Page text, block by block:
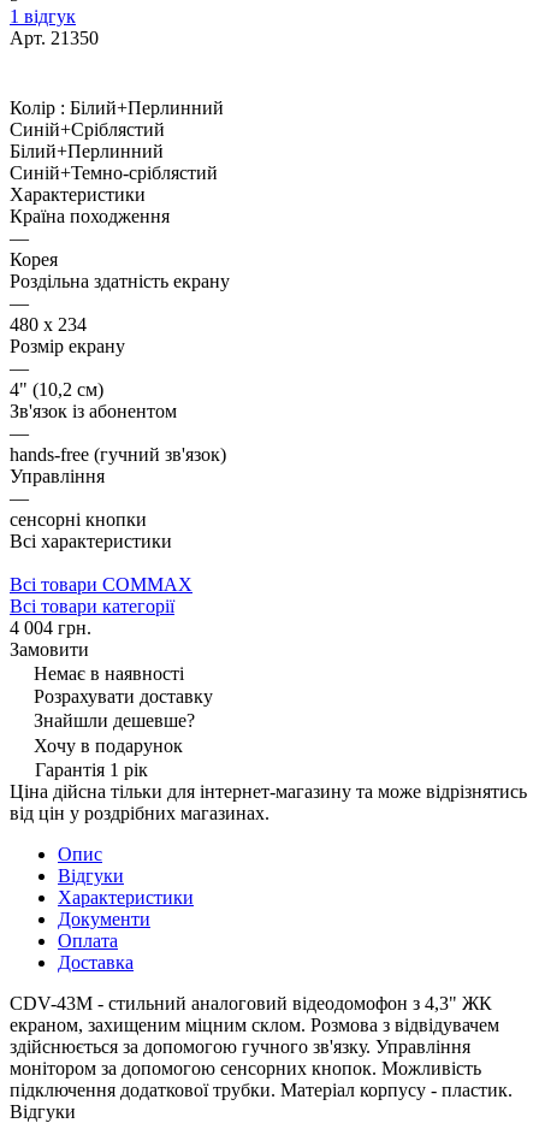
1 відгук
Арт. 21350
Колір : Білий+Перлинний
Синій+Сріблястий
Білий+Перлинний
Синій+Темно-сріблястий
Характеристики
Країна походження
—
Корея
Роздільна здатність екрану
—
480 х 234
Розмір екрану
—
4" (10,2 см)
Зв'язок із абонентом
—
hands-free (гучний зв'язок)
Управління
—
сенсорні кнопки
Всі характеристики
Всі товари COMMAX
Всі товари категорії
4 004 грн.
Замовити
Немає в наявності
Розрахувати доставку
Знайшли дешевше?
Хочу в подарунок
Гарантія 1 рік
Ціна дійсна тільки для інтернет-магазину та може відрізнятись
від цін у роздрібних магазинах.
Опис
Відгуки
Характеристики
Документи
Оплата
Доставка
CDV-43M - стильний аналоговий відеодомофон з 4,3" ЖК
екраном, захищеним міцним склом. Розмова з відвідувачем
здійснюється за допомогою гучного зв'язку. Управління
монітором за допомогою сенсорних кнопок. Можливість
підключення додаткової трубки. Матеріал корпусу - пластик.
Відгуки